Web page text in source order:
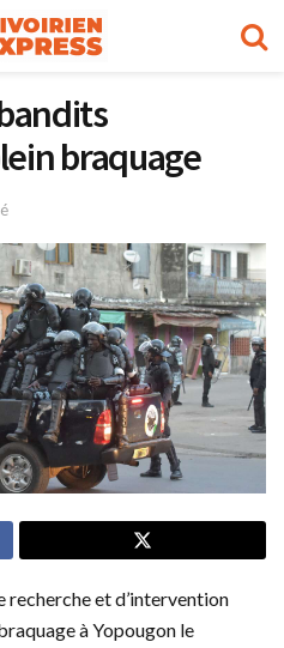
braquage
recherche et d’intervention
à Yopougon le